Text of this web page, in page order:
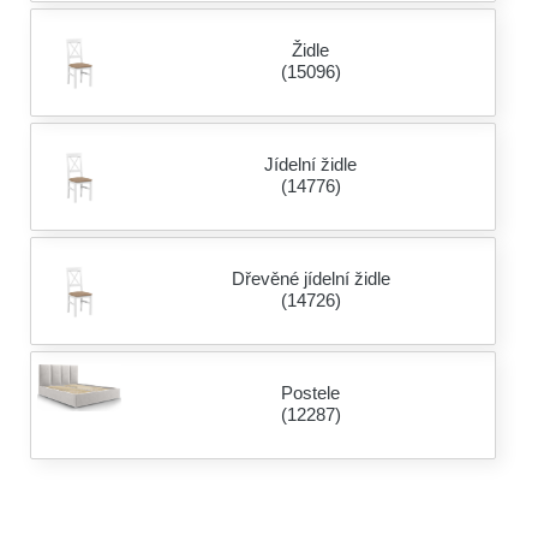
Židle
(15096)
Jídelní židle
(14776)
Dřevěné jídelní židle
(14726)
Postele
(12287)